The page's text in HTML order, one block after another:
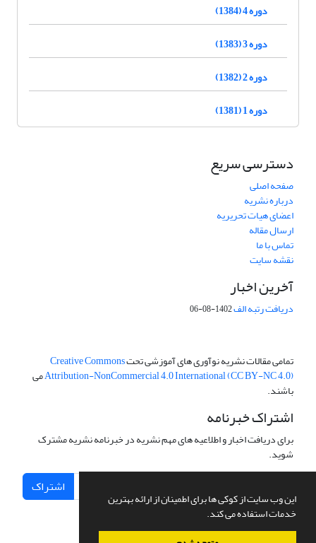
این وب سایت از کوکی ها برای اطمینان از ارائه بهترین
خدمات استفاده می کند.
دوره 4 (1384)
دوره 3 (1383)
دوره 2 (1382)
دوره 1 (1381)
دسترسی سریع
صفحه اصلی
درباره نشریه
اعضای هیات تحریریه
ارسال مقاله
تماس با ما
نقشه سایت
آخرین اخبار
دریافت رتبه الف1402-08-06
تمامی مقالات نشریه نوآوری های آموزشی تحتCreative Commons
Attribution-NonCommercial 4.0 International (CC BY-NC 4.0)می
باشند.
اشتراک خبرنامه
برای دریافت اخبار و اطلاعیه های مهم نشریه در خبرنامه نشریه مشترک
شوید.
اشتراک